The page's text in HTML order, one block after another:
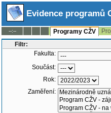
Evidence programů
--:-- Programy CŽV
Filtr:
Fakulta:
Součást:
Rok:
Zaměření: